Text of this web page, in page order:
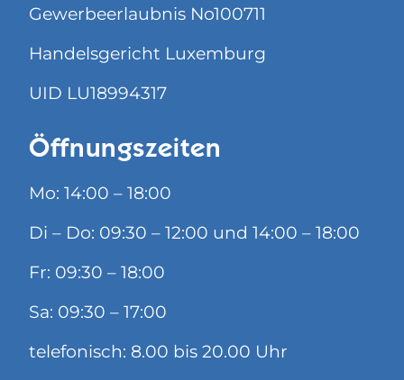
Gewerbeerlaubnis No100711
Handelsgericht Luxemburg
UID LU18994317
Öffnungszeiten
Mo: 14:00 – 18:00
Di – Do: 09:30 – 12:00 und 14:00 – 18:00
Fr: 09:30 – 18:00
Sa: 09:30 – 17:00
telefonisch: 8.00 bis 20.00 Uhr